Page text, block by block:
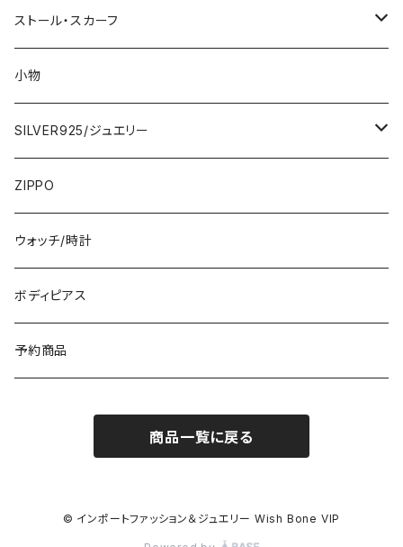
2000円
3000円
5000円
7000円
インポートワンピース
ロング・マキシ
ひざ・ミディ
トップス・カーディガン・アウター
カーディガン
イタリア製ジャケット
スカート・パンツ
ストール・スカーフ
大判ストール・ロングスカーフ
小さめスカーフ
コットンストール・スカーフ
冬物・マフラー
小物
SILVER925/ジュエリー
指輪・リング
ネックレス・ペンダントトップ
ピアス・イヤリング
ブレスレット・バングル
ZIPPO
ウォッチ/時計
ボディピアス
予約商品
商品一覧に戻る
© インポートファッション＆ジュエリー Wish Bone VIP